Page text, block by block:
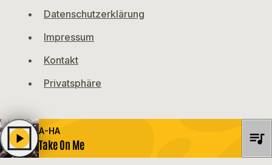
Datenschutzerklärung
Impressum
Kontakt
Privatsphäre
A-HA
Take On Me
play_arrow queue_music